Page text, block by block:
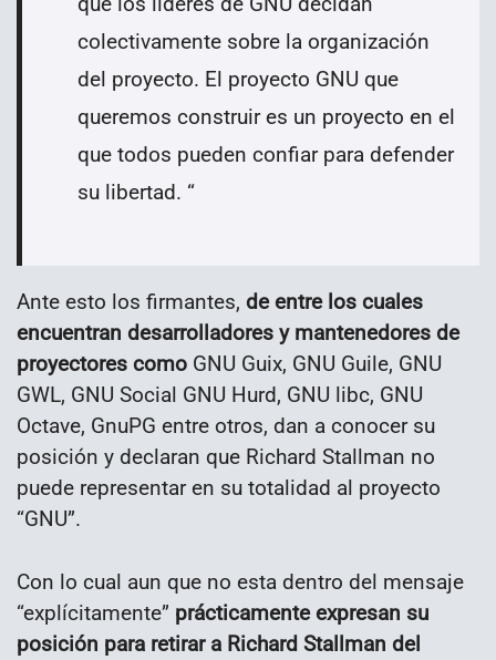
colectivamente sobre la organización
del proyecto. El proyecto GNU que
queremos construir es un proyecto en el
que todos pueden confiar para defender
su libertad. “
Ante esto los firmantes, de entre los cuales
encuentran desarrolladores y mantenedores de
proyectores como GNU Guix, GNU Guile, GNU
GWL, GNU Social GNU Hurd, GNU libc, GNU
Octave, GnuPG entre otros, dan a conocer su
posición y declaran que Richard Stallman no
puede representar en su totalidad al proyecto
“GNU”.
Con lo cual aun que no esta dentro del mensaje
“explícitamente” prácticamente expresan su
posición para retirar a Richard Stallman del